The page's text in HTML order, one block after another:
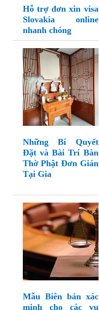
Hỗ trợ đơn xin visa
Slovakia online
nhanh chóng
Những Bí Quyết
Đặt và Bài Trí Bàn
Thờ Phật Đơn Giản
Tại Gia
Mẫu Biên bản xác
minh cho các vụ